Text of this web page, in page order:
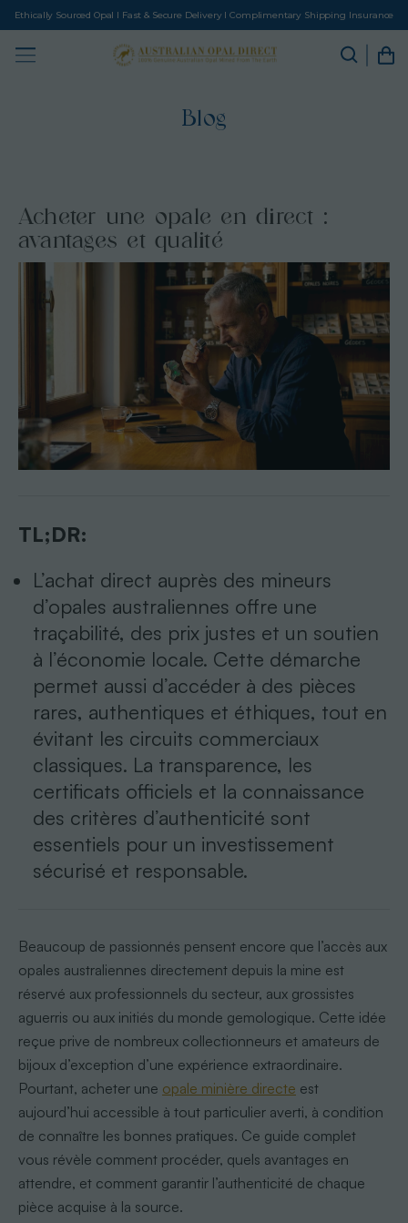
Ethically Sourced Opal I Fast & Secure Delivery I Complimentary Shipping Insurance
Blog
Acheter une opale en direct :
avantages et qualité
TL;DR:
L’achat direct auprès des mineurs
d’opales australiennes offre une
traçabilité, des prix justes et un soutien
à l’économie locale. Cette démarche
permet aussi d’accéder à des pièces
rares, authentiques et éthiques, tout en
évitant les circuits commerciaux
classiques. La transparence, les
certificats officiels et la connaissance
des critères d’authenticité sont
essentiels pour un investissement
sécurisé et responsable.
Beaucoup de passionnés pensent encore que l’accès aux
opales australiennes directement depuis la mine est
réservé aux professionnels du secteur, aux grossistes
aguerris ou aux initiés du monde gemologique. Cette idée
reçue prive de nombreux collectionneurs et amateurs de
bijoux d’exception d’une expérience extraordinaire.
Pourtant, acheter une opale minière directe est
aujourd’hui accessible à tout particulier averti, à condition
de connaître les bonnes pratiques. Ce guide complet
vous révèle comment procéder, quels avantages en
attendre, et comment garantir l’authenticité de chaque
pièce acquise à la source.